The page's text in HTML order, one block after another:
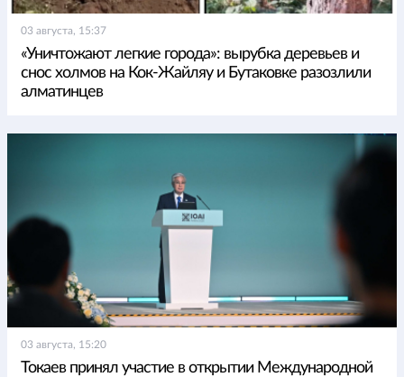
03 августа, 15:37
«Уничтожают легкие города»: вырубка деревьев и
снос холмов на Кок-Жайляу и Бутаковке разозлили
алматинцев
03 августа, 15:20
Токаев принял участие в открытии Международной